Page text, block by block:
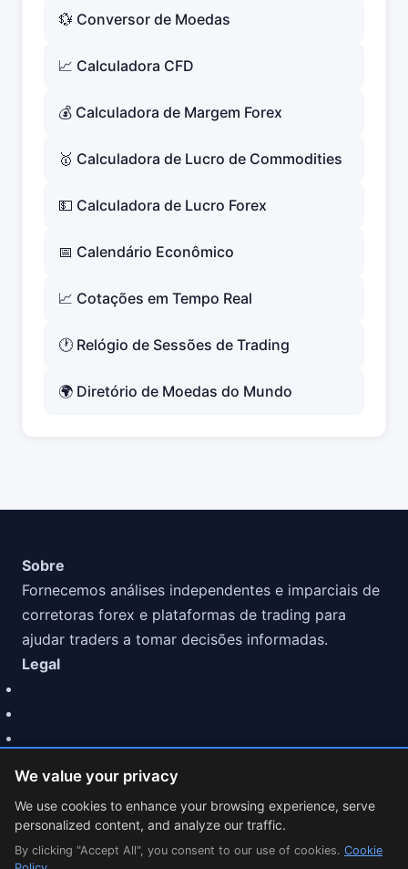
💱 Conversor de Moedas
📈 Calculadora CFD
💰 Calculadora de Margem Forex
🥇 Calculadora de Lucro de Commodities
💵 Calculadora de Lucro Forex
📅 Calendário Econômico
📈 Cotações em Tempo Real
🕐 Relógio de Sessões de Trading
🌍 Diretório de Moedas do Mundo
We value your privacy
We use cookies to enhance your browsing experience, serve
personalized content, and analyze our traffic.
By clicking "Accept All", you consent to our use of cookies. Cookie
Sobre
Fornecemos análises independentes e imparciais de
corretoras forex e plataformas de trading para
ajudar traders a tomar decisões informadas.
Legal
© 2026 MarketCFD | Análise de Brokers Forex. Trading
involves risk.